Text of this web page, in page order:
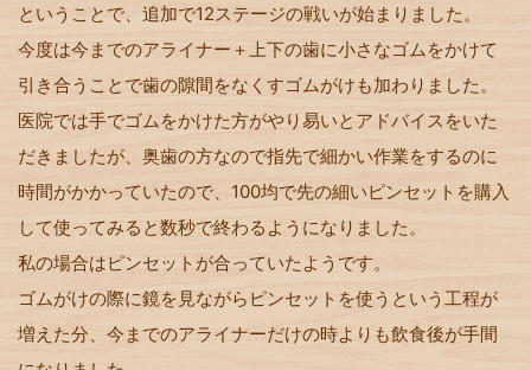
ということで、追加で12ステージの戦いが始まりました。
今度は今までのアライナー＋上下の歯に小さなゴムをかけて
引き合うことで歯の隙間をなくすゴムがけも加わりました。
医院では手でゴムをかけた方がやり易いとアドバイスをいた
だきましたが、奥歯の方なので指先で細かい作業をするのに
時間がかかっていたので、100均で先の細いピンセットを購入
して使ってみると数秒で終わるようになりました。
私の場合はピンセットが合っていたようです。
ゴムがけの際に鏡を見ながらピンセットを使うという工程が
増えた分、今までのアライナーだけの時よりも飲食後が手間